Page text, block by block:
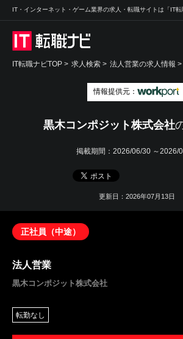
IT・インターネット・ゲーム業界の求人・転職サイトは「IT転
IT転職ナビTOP > 求人検索 > 法人営業の求人情報 >
情報提供元：
黒木コンポジット株式会社
掲載期間： 2026/06/30 ～2026/
更新日：2026年07月13日
正社員（中途）
法人営業
黒木コンポジット株式会社
転勤なし